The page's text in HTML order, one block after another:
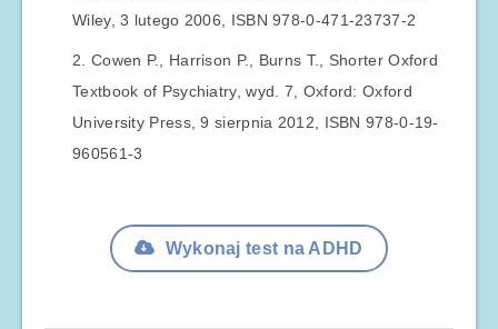
Wiley, 3 lutego 2006, ISBN 978-0-471-23737-2
Cowen P., Harrison P., Burns T., Shorter Oxford
Textbook of Psychiatry, wyd. 7, Oxford: Oxford
University Press, 9 sierpnia 2012, ISBN 978-0-19-
960561-3
Wykonaj test na ADHD